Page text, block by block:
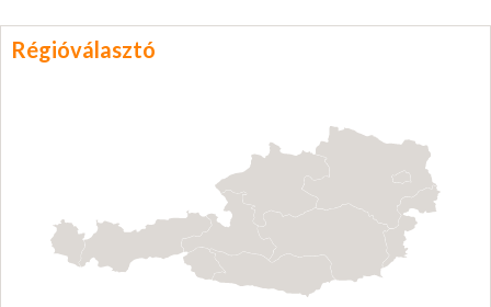
Régióválasztó